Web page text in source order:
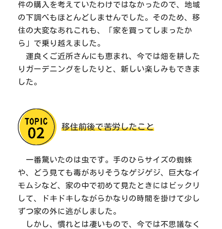
件の購入を考えていたわけではなかったので、地域
の下調べもほとんどしませんでした。そのため、移
住の大変なあれこれも、「家を買ってしまったか
ら」で乗り越えました。
運良くご近所さんにも恵まれ、今では畑を耕した
りガーデニングをしたりと、新しい楽しみもできま
した。
移住前後で苦労したこと
一番驚いたのは虫です。手のひらサイズの蜘蛛
や、どう見ても毒がありそうなゲジゲジ、巨大なイ
モムシなど、家の中で初めて見たときにはビックリ
して、ドキドキしながらかなりの時間を掛けて少し
ずつ家の外に逃がしました。
しかし、慣れとは凄いもので、今では不思議なく